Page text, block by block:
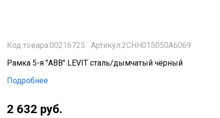
Код товара:00216725
Артикул:2CHH015050A6069
Рамка 5-я "ABB" LEVIT сталь/дымчатый чёрный
Подробнее
2 632 руб.